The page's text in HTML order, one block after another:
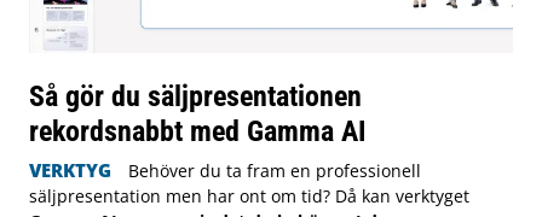
Så gör du säljpresentationen
rekordsnabbt med Gamma AI
VERKTYG
Behöver du ta fram en professionell
säljpresentation men har ont om tid? Då kan verktyget